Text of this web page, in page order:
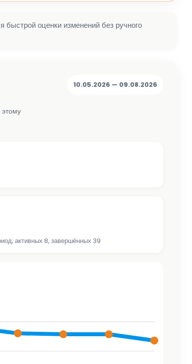
быстрой оценки изменений без ручного
10.05.2026 — 09.08.2026
активных 8, завершённых 39